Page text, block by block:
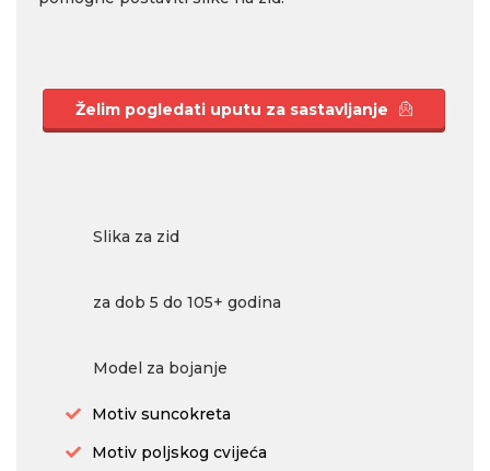
Želim pogledati uputu za sastavljanje
Slika za zid
za dob 5 do 105+ godina
Model za bojanje
Motiv suncokreta
Motiv poljskog cvijeća